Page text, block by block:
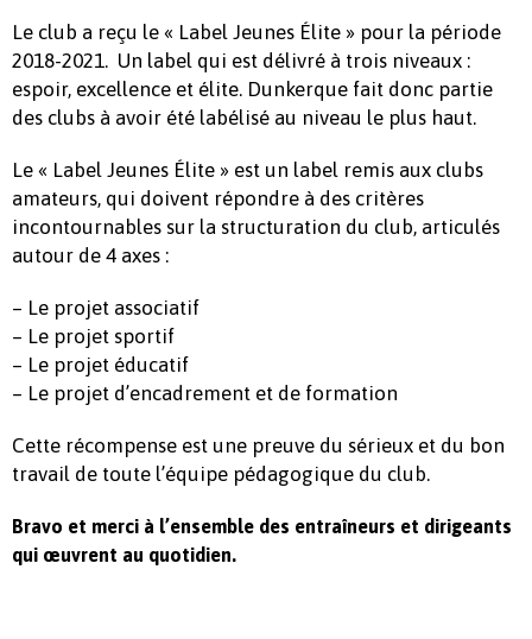
Le club a reçu le « Label Jeunes Élite » pour la période
2018-2021. Un label qui est délivré à trois niveaux :
espoir, excellence et élite. Dunkerque fait donc partie
des clubs à avoir été labélisé au niveau le plus haut.
Le « Label Jeunes Élite » est un label remis aux clubs
amateurs, qui doivent répondre à des critères
incontournables sur la structuration du club, articulés
autour de 4 axes :
– Le projet associatif
– Le projet sportif
– Le projet éducatif
– Le projet d’encadrement et de formation
Cette récompense est une preuve du sérieux et du bon
travail de toute l’équipe pédagogique du club.
Bravo et merci à l’ensemble des entraîneurs et dirigeants
qui œuvrent au quotidien.